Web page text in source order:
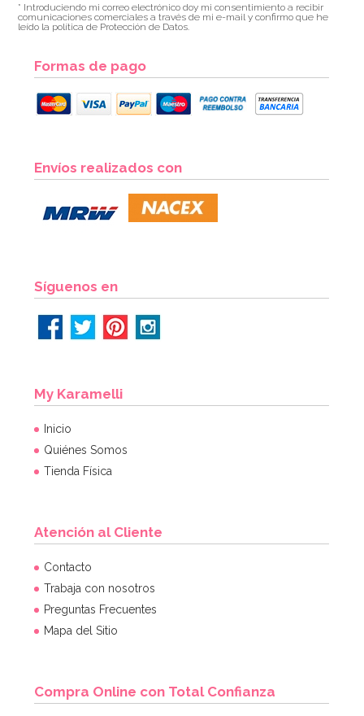
* Introduciendo mi correo electrónico doy mi consentimiento a recibir
comunicaciones comerciales a través de mi e-mail y confirmo que he
leído la política de Protección de Datos.
Formas de pago
Envíos realizados con
Síguenos en
My Karamelli
Inicio
Quiénes Somos
Tienda Física
Atención al Cliente
Contacto
Trabaja con nosotros
Preguntas Frecuentes
Mapa del Sitio
Compra Online con Total Confianza